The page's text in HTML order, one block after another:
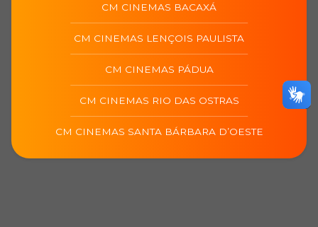
CM CINEMAS BACAXÁ
CM CINEMAS LENÇOIS PAULISTA
CM CINEMAS PÁDUA
CM CINEMAS RIO DAS OSTRAS
CM CINEMAS SANTA BÁRBARA D’OESTE